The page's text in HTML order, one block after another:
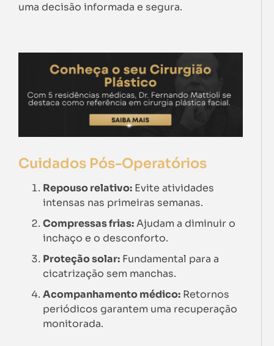
uma decisão informada e segura.
Cuidados Pós-Operatórios
Repouso relativo: Evite atividades
intensas nas primeiras semanas.
Compressas frias:Ajudam a diminuir o
inchaço e o desconforto.
Proteção solar: Fundamental para a
cicatrização sem manchas.
Acompanhamento médico: Retornos
periódicos garantem uma recuperação
monitorada.